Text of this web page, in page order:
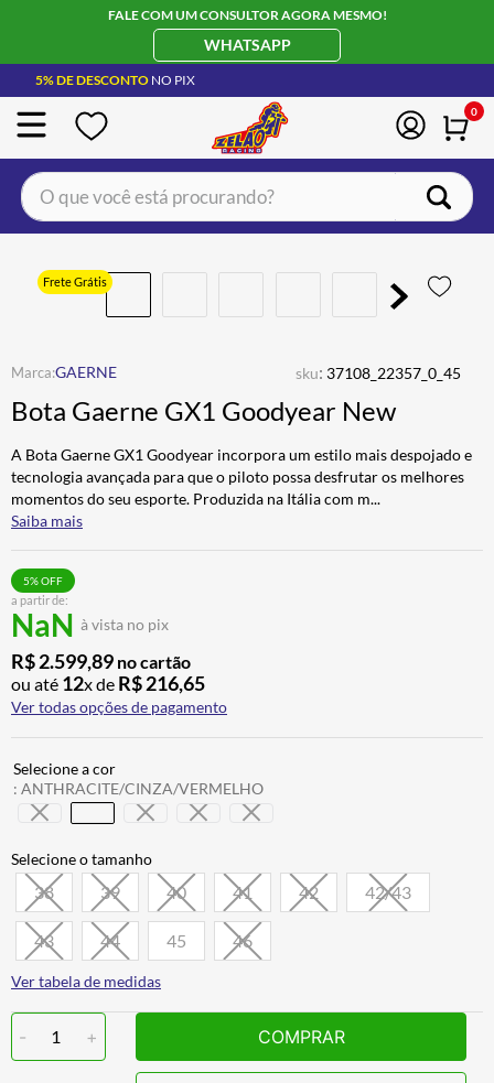
FALE COM UM CONSULTOR AGORA MESMO!
WHATSAPP
5% DE DESCONTO NO PIX
0
O que você está procurando?
Frete Grátis
GAERNE sku: 37108_22357_0_45
Bota Gaerne GX1 Goodyear New
A Bota Gaerne GX1 Goodyear incorpora um estilo mais despojado e
tecnologia avançada para que o piloto possa desfrutar os melhores
momentos do seu esporte. Produzida na Itália com m...
Saiba mais
a partir de:
NaN à vista no pix
5% OFF
R$2.599,89 no cartão
ou até 12x de R$216,65
Ver todas opções de pagamento
: ANTHRACITE/CINZA/VERMELHO
38 39 40 41 42 42/43
43 44 45 46
Ver tabela de medidas
- 1 + COMPRAR
1º CAPACETE LS2
BOTA
6º BAU
7º ALPINESTAR
8º AIROH
9º
10º BOTAS